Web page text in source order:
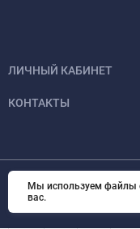
ЛИЧНЫЙ КАБИНЕТ
КОНТАКТЫ
© 2026
Мы используем файлы
вас.